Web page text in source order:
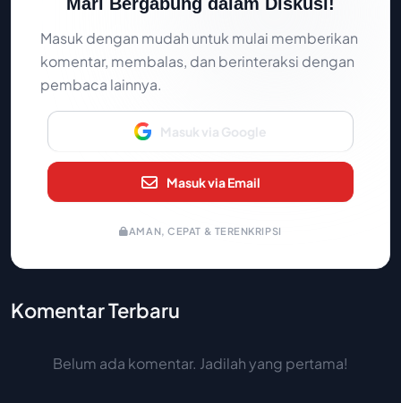
Masuk dengan mudah untuk mulai memberikan
komentar, membalas, dan berinteraksi dengan
pembaca lainnya.
Masuk via Google
Masuk via Email
AMAN, CEPAT & TERENKRIPSI
Komentar Terbaru
Belum ada komentar. Jadilah yang pertama!